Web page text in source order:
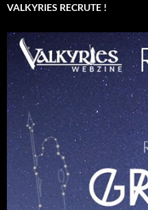
VALKYRIES RECRUTE !